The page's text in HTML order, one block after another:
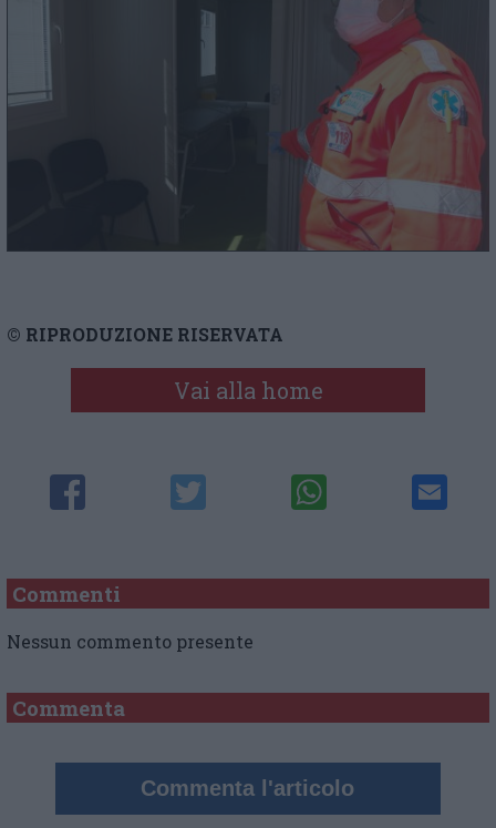
© RIPRODUZIONE RISERVATA
Vai alla home
Commenti
Nessun commento presente
Commenta
Commenta l'articolo